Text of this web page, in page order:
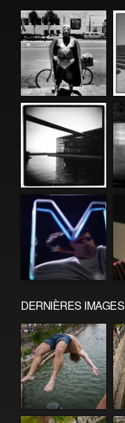
DERNIÈRES IMAGES